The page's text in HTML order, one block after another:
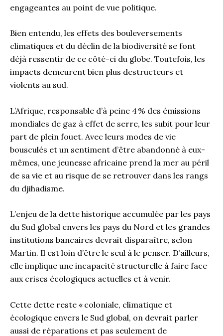
engageantes au point de vue politique.
Bien entendu, les effets des bouleversements
climatiques et du déclin de la biodiversité se font
déjà ressentir de ce côté-ci du globe. Toutefois, les
impacts demeurent bien plus destructeurs et
violents au sud.
L’Afrique, responsable d’à peine 4 % des émissions
mondiales de gaz à effet de serre, les subit pour leur
part de plein fouet. Avec leurs modes de vie
bousculés et un sentiment d’être abandonné à eux-
mêmes, une jeunesse africaine prend la mer au péril
de sa vie et au risque de se retrouver dans les rangs
du djihadisme.
L’enjeu de la dette historique accumulée par les pays
du Sud global envers les pays du Nord et les grandes
institutions bancaires devrait disparaître, selon
Martin. Il est loin d’être le seul à le penser. D’ailleurs,
elle implique une incapacité structurelle à faire face
aux crises écologiques actuelles et à venir.
Cette dette reste « coloniale, climatique et
écologique envers le Sud global, on devrait parler
aussi de réparations et pas seulement de